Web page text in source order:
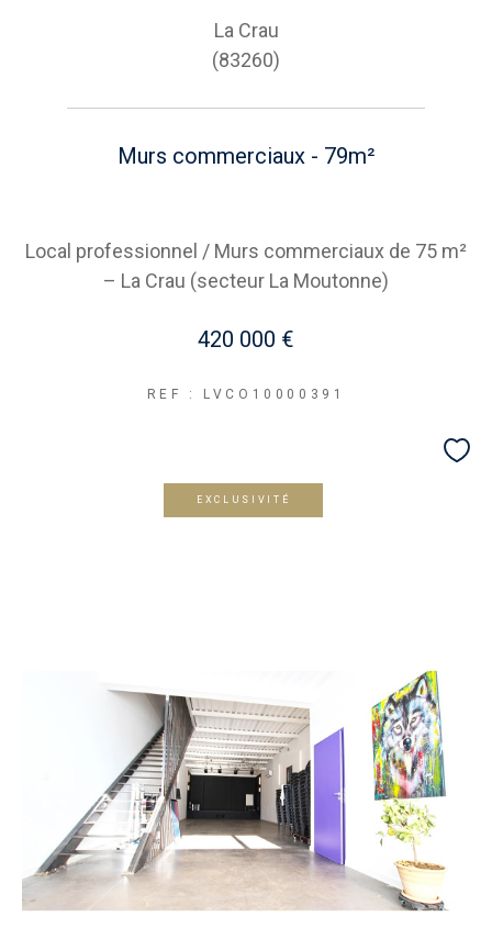
La Crau
(83260)
Murs commerciaux - 79m²
Local professionnel / Murs commerciaux de 75 m²
– La Crau (secteur La Moutonne)
420 000 €
REF : LVCO10000391
EXCLUSIVITÉ